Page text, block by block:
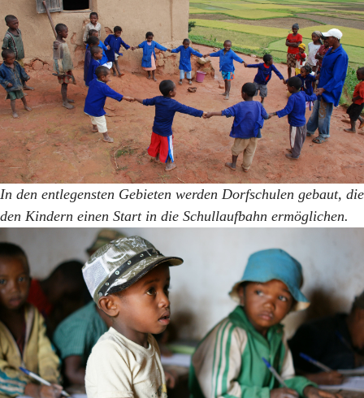
In den entlegensten Gebieten werden Dorfschulen gebaut, die
den Kindern einen Start in die Schullaufbahn ermöglichen.